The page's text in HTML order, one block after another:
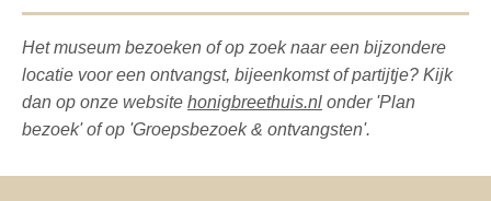
Het museum bezoeken of op zoek naar een bijzondere
locatie voor een ontvangst, bijeenkomst of partijtje? Kijk
dan op onze website honigbreethuis.nl onder 'Plan
bezoek' of op 'Groepsbezoek & ontvangsten'.